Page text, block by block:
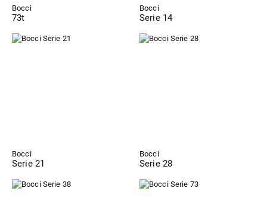
Bocci
73t
Bocci
Serie 14
Bocci
Serie 21
Bocci
Serie 28